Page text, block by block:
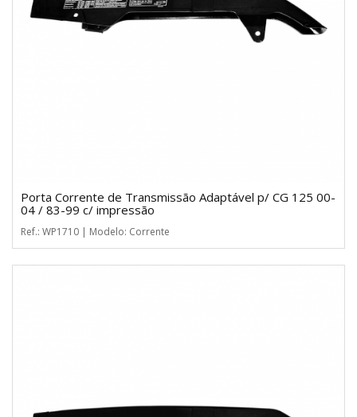
Porta Corrente de Transmissão Adaptável p/ CG 125 00-
04 / 83-99 c/ impressão
Ref.: WP1710 | Modelo: Corrente